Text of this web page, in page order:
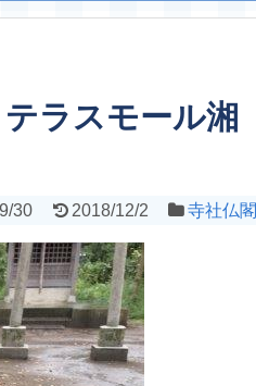
ラスモール湘
30 2018/12/2 寺社仏閣